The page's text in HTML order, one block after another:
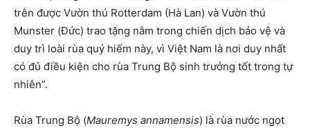
trên được Vườn thú Rotterdam (Hà Lan) và Vườn thú
Munster (Đức) trao tặng nằm trong chiến dịch bảo vệ và
duy trì loài rùa quý hiếm này, vì Việt Nam là nơi duy nhất
có đủ điều kiện cho rùa Trung Bộ sinh trưởng tốt trong tự
nhiên”.
Rùa Trung Bộ (Mauremys annamensis) là rùa nước ngọt